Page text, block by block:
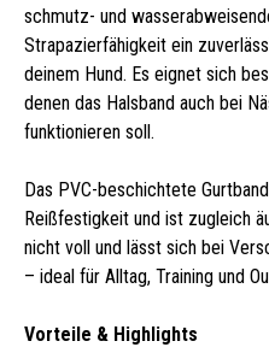
schmutz- und
Strapazierfähigkeit ein
deinem Hund. Es eignet sich
denen das Halsband auch bei
funktionieren soll.
Das PVC-beschichtete
Reißfestigkeit und ist zugleich
nicht voll und lässt sich bei
– ideal für Alltag, Training und
Vorteile & Highlights